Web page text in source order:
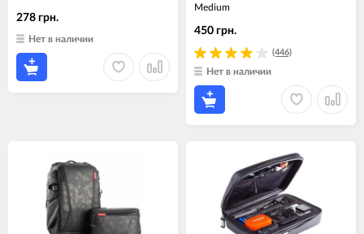
278 грн.
Нет в наличии
Medium
(446)
450 грн.
Нет в наличии